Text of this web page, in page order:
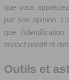
que vous
par son opinion.
que
impact positif et
Outils et